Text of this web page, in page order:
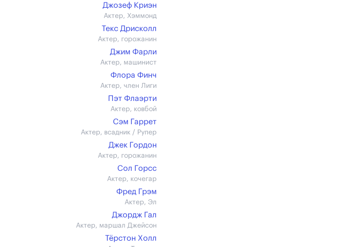
Джозеф Криэн
Актер, Хэммонд
Текс Дрисколл
Актер, горожанин
Джим Фарли
Актер, машинист
Флора Финч
Актер, член Лиги
Пэт Флаэрти
Актер, ковбой
Сэм Гаррет
Актер, всадник / Рупер
Джек Гордон
Актер, горожанин
Сол Горсс
Актер, кочегар
Фред Грэм
Актер, Эл
Джордж Гал
Актер, маршал Джейсон
Тёрстон Холл